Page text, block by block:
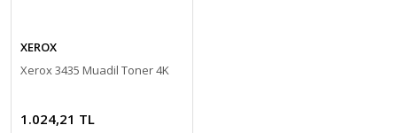
XEROX
Xerox 3435 Muadil Toner 4K
1.024,21 TL